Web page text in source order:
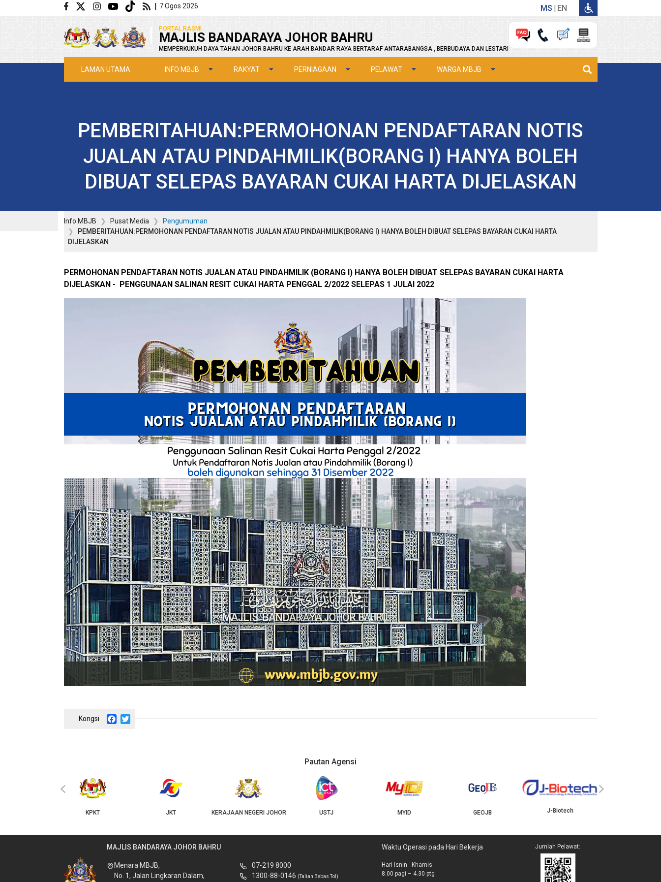
Langkau ke kandungan utama | 7 Ogos 2026 MS EN
PORTAL RASMI
MAJLIS BANDARAYA JOHOR BAHRU
MEMPERKUKUH DAYA TAHAN JOHOR BAHRU KE ARAH BANDAR RAYA BERTARAF ANTARABANGSA , BERBUDAYA DAN LESTARI
LAMAN UTAMA INFO MBJB RAKYAT PERNIAGAAN PELAWAT WARGA MBJB
PEMBERITAHUAN:PERMOHONAN PENDAFTARAN NOTIS
JUALAN ATAU PINDAHMILIK(BORANG I) HANYA BOLEH
DIBUAT SELEPAS BAYARAN CUKAI HARTA DIJELASKAN
Info MBJB Pusat Media
Pengumuman
PEMBERITAHUAN:PERMOHONAN PENDAFTARAN NOTIS JUALAN ATAU PINDAHMILIK(BORANG I) HANYA BOLEH DIBUAT SELEPAS BAYARAN CUKAI HARTA
DIJELASKAN
PERMOHONAN PENDAFTARAN NOTIS JUALAN ATAU PINDAHMILIK (BORANG I) HANYA BOLEH DIBUAT SELEPAS BAYARAN CUKAI HARTA
DIJELASKAN - PENGGUNAAN SALINAN RESIT CUKAI HARTA PENGGAL 2/2022 SELEPAS 1 JULAI 2022
Facebook
Twitter
Pautan Agensi
JKT KERAJAAN NEGERI JOHOR USTJ MYID GEOJB J-Biotech
YBJB
‹ ›
MAJLIS BANDARAYA JOHOR BAHRU
Menara MBJB,
No. 1, Jalan Lingkaran Dalam,
07-219 8000
1300-88-0146 (Talian Bebas Tol)
Waktu Operasi pada Hari Bekerja
Hari Isnin - Khamis
8.00 pagi – 4.30 ptg
Jumlah Pelawat: